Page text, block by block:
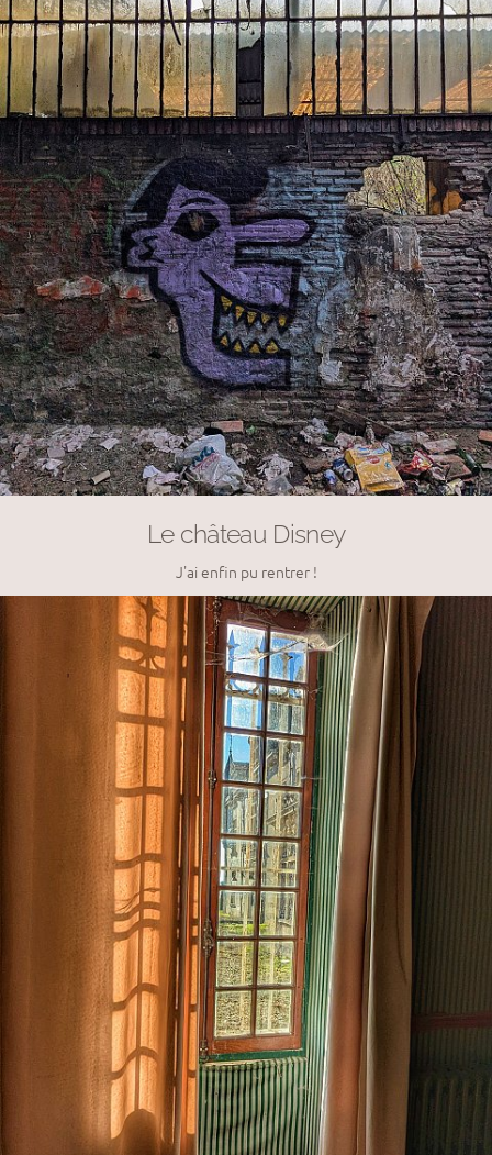
Le château Disney
J'ai enfin pu rentrer !